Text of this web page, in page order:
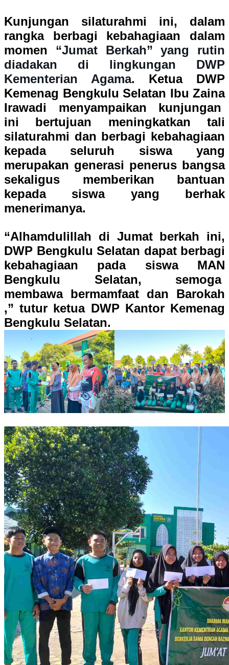
Kunjungan silaturahmi ini, dalam
rangka berbagi kebahagiaan dalam
momen “Jumat Berkah” yang rutin
diadakan di lingkungan DWP
Kementerian Agama. Ketua DWP
Kemenag Bengkulu Selatan Ibu Zaina
Irawadi menyampaikan kunjungan
ini bertujuan meningkatkan tali
silaturahmi dan berbagi kebahagiaan
kepada seluruh siswa yang
merupakan generasi penerus bangsa
sekaligus memberikan bantuan
kepada siswa yang berhak
menerimanya.
“Alhamdulillah di Jumat berkah ini,
DWP Bengkulu Selatan dapat berbagi
kebahagiaan pada siswa MAN
Bengkulu Selatan, semoga
membawa bermamfaat dan Barokah
,” tutur ketua DWP Kantor Kemenag
Bengkulu Selatan.